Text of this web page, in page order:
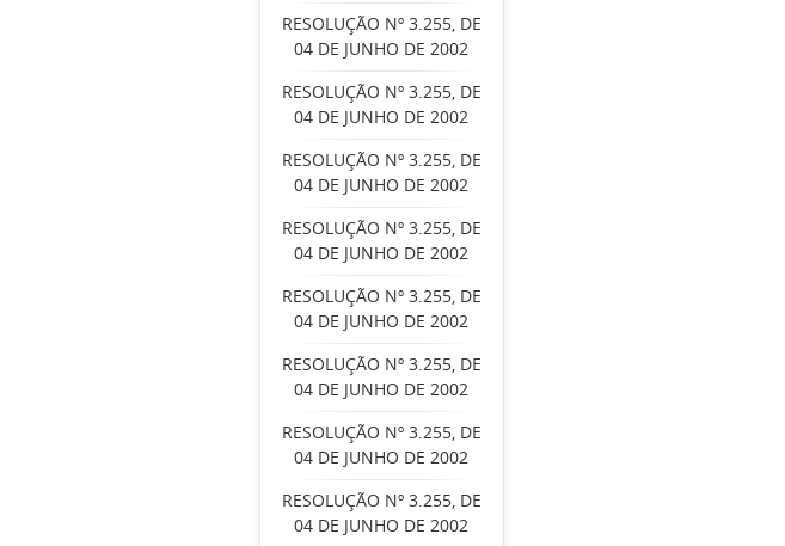
RESOLUÇÃO Nº 3.255, DE
04 DE JUNHO DE 2002
RESOLUÇÃO Nº 3.255, DE
04 DE JUNHO DE 2002
RESOLUÇÃO Nº 3.255, DE
04 DE JUNHO DE 2002
RESOLUÇÃO Nº 3.255, DE
04 DE JUNHO DE 2002
RESOLUÇÃO Nº 3.255, DE
04 DE JUNHO DE 2002
RESOLUÇÃO Nº 3.255, DE
04 DE JUNHO DE 2002
RESOLUÇÃO Nº 3.255, DE
04 DE JUNHO DE 2002
RESOLUÇÃO Nº 3.255, DE
04 DE JUNHO DE 2002